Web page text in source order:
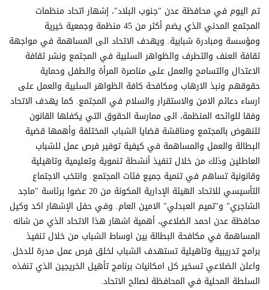
تم اليوم في محافظة عدن "جنوب البلاد"، إشهار اتحاد منظمات
المجتمع المدني الذي يضم أكثر من 45 منظمة وجمعية خيرية
ومؤسسة ومبادرة شبابية. ويهدف الاتحاد الى المساهمة في مواجهة
ثقافة العنف والتطرف والظواهر السلبية في المجتمع ونشر ثقافة
الاعتدال والتسامح والعمل على مناصرة المرأة والطفل وحماية
حقوقهم ونبذ الارهاب ومكافحة كافة الظواهر السلبية والعمل على
ارساء دعائم الامن والاستقرار والسلام في المجتمع. كما يهدف الاتحاد
وفقا للوائحه المنظمة، الى ممارسة الحقوق التي يكفلها القانون
للنهوض بالمجتمع ومناقشة قضايا الشباب المختلفة وأهمها قضية
البطالة والعمل والمساهمة في كيفية توفير فرص عمل للشباب
العاطلين وذلك من خلال تنفيذ أنشطة تنموية وتعليمية وتاهيلية
وقانونية تساهم في تنمية جميع فئات المجتمع. وانتخب الاجتماع
التأسيسي للاتحاد الهيئة الإدارية المكونة من 20 عضوا برئاسة "ماجد
الشاجري" و"تميم العبدلي" الامين العام. وفي حفل الإشهار اكد وكيل
محافظة عدن احمد الضلاعي، أهمية اشهار هذا الاتحاد الذي من شانه
المساهمة في مكافحة البطالة بين اوساط الشباب من خلال تنفيذ
برامج تدريبية وتاهيلية تستهدف الشباب لخلق فرص عمل مدرة للدخل.
واعلن الضلاعي تسخير كل امكانيات برنامج تأهيل الخريجين الذي تنفذه
السلطة المحلية في المحافظة لصالح الاتحاد.